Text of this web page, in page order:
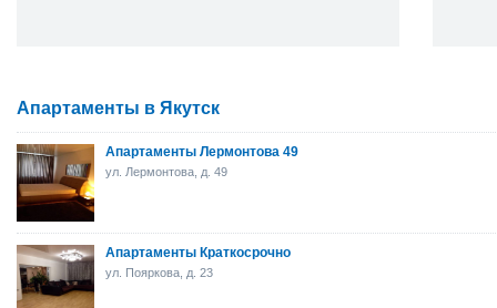
Апартаменты в Якутск
Апартаменты Лермонтова 49
ул. Лермонтова, д. 49
Апартаменты Краткосрочно
ул. Пояркова, д. 23